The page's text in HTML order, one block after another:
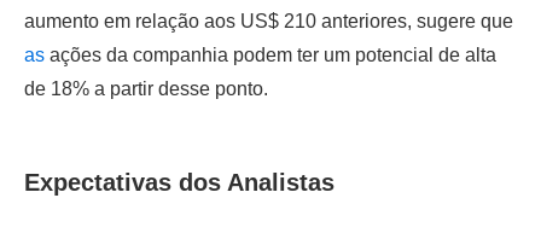
aumento em relação aos US$ 210 anteriores, sugere que
as ações da companhia podem ter um potencial de alta
de 18% a partir desse ponto.
Expectativas dos Analistas